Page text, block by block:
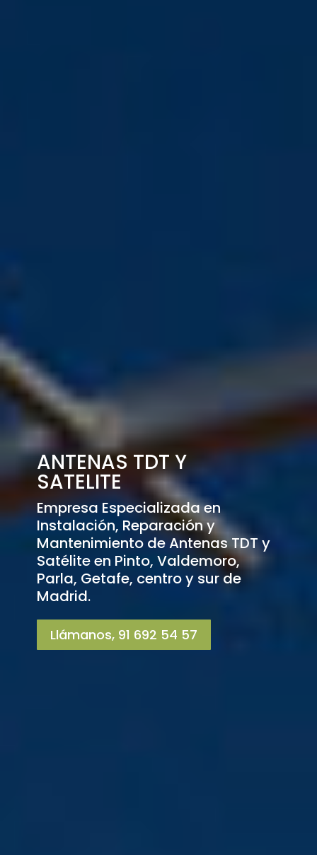
ANTENAS TDT Y
SATELITE
Empresa Especializada en
Instalación, Reparación y
Mantenimiento de Antenas TDT y
Satélite en Pinto, Valdemoro,
Parla, Getafe, centro y sur de
Madrid.
Llámanos, 91 692 54 57